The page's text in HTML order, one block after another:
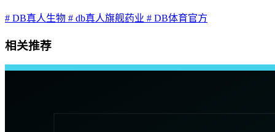
# DB真人生物 # db真人旗舰药业 # DB体育官方
相关推荐